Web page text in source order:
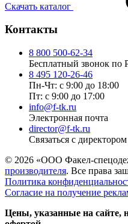
Скачать каталог
Контакты
8 800 500-62-34
Бесплатный звонок по
8 495 120-26-46
Пн-Чт: с 9:00 до 18:00
Пт: с 9:00 до 17:00
info@f-tk.ru
Электронная почта
director@f-tk.ru
Связаться с директором
© 2026 «ООО Факел-
производителя. Все права
Политика
Согласие на получение
Цены, указанные на сайте,